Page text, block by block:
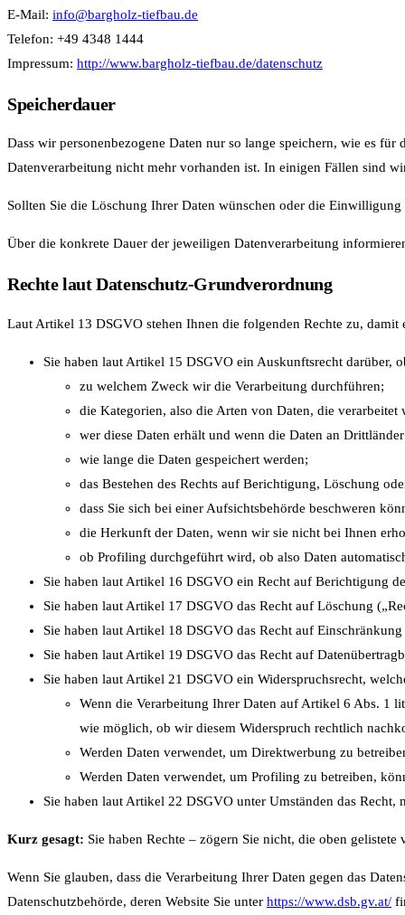
E-Mail: info@bargholz-tiefbau.de
Telefon: +49 4348 1444
Impressum: http://www.bargholz-tiefbau.de/datenschutz
Speicherdauer
Dass wir personenbezogene Daten nur so lange speichern, wie es
Datenverarbeitung nicht mehr vorhanden ist. In einigen Fällen sind
Sollten Sie die Löschung Ihrer Daten wünschen oder die
Über die konkrete Dauer der jeweiligen Datenverarbeitung
Rechte laut Datenschutz-Grundverordnung
Laut Artikel 13 DSGVO stehen Ihnen die folgenden Rechte zu,
Sie haben laut Artikel 15 DSGVO ein Auskunftsrecht darüber,
zu welchem Zweck wir die Verarbeitung durchführen;
die Kategorien, also die Arten von Daten, die verarbeitet
wer diese Daten erhält und wenn die Daten an
wie lange die Daten gespeichert werden;
das Bestehen des Rechts auf Berichtigung, Löschung
dass Sie sich bei einer Aufsichtsbehörde beschweren
die Herkunft der Daten, wenn wir sie nicht bei Ihnen
ob Profiling durchgeführt wird, ob also Daten
Sie haben laut Artikel 16 DSGVO ein Recht auf Berichtigung
Sie haben laut Artikel 17 DSGVO das Recht auf Löschung
Sie haben laut Artikel 18 DSGVO das Recht auf
Sie haben laut Artikel 19 DSGVO das Recht auf
Sie haben laut Artikel 21 DSGVO ein Widerspruchsrecht,
Wenn die Verarbeitung Ihrer Daten auf Artikel 6 Abs. 1
wie möglich, ob wir diesem Widerspruch rechtlich
Werden Daten verwendet, um Direktwerbung zu
Werden Daten verwendet, um Profiling zu betreiben,
Sie haben laut Artikel 22 DSGVO unter Umständen das
Kurz gesagt: Sie haben Rechte – zögern Sie nicht, die oben
Wenn Sie glauben, dass die Verarbeitung Ihrer Daten gegen das
Datenschutzbehörde, deren Website Sie unter https://www.dsb.gv.at/